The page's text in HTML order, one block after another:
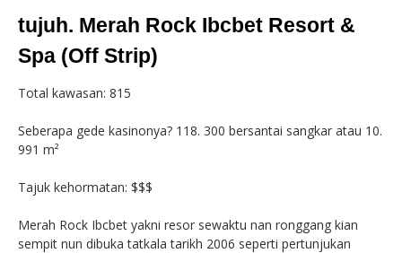
tujuh. Merah Rock Ibcbet Resort &
Spa (Off Strip)
Total kawasan: 815
Seberapa gede kasinonya? 118. 300 bersantai sangkar atau 10.
991 m²
Tajuk kehormatan: $$$
Merah Rock Ibcbet yakni resor sewaktu nan ronggang kian
sempit nun dibuka tatkala tarikh 2006 seperti pertunjukan